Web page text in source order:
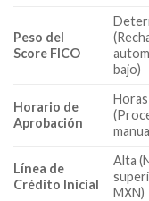
Peso del
Score FICO
bajo)
Horario de
Aprobación
Línea de
Crédito Inicial
Alta
MXN)